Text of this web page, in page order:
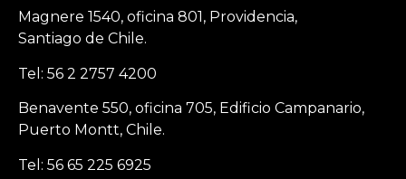
Magnere 1540, oficina 801, Providencia,
Santiago de Chile.
Tel: 56 2 2757 4200
Benavente 550, oficina 705, Edificio Campanario,
Puerto Montt, Chile.
Tel: 56 65 225 6925